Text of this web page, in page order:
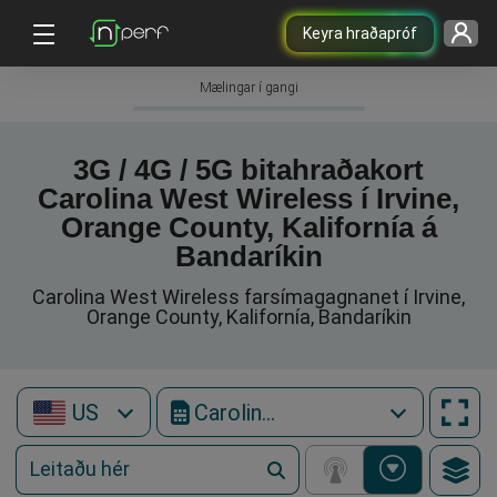
Keyra hraðapróf
Mælingar í gangi
3G / 4G / 5G bitahraðakort
Carolina West Wireless í Irvine,
Orange County, Kalifornía á
Bandaríkin
Carolina West Wireless farsímagagnanet í Irvine,
Orange County, Kalifornía, Bandaríkin
US Carolina West Wireless